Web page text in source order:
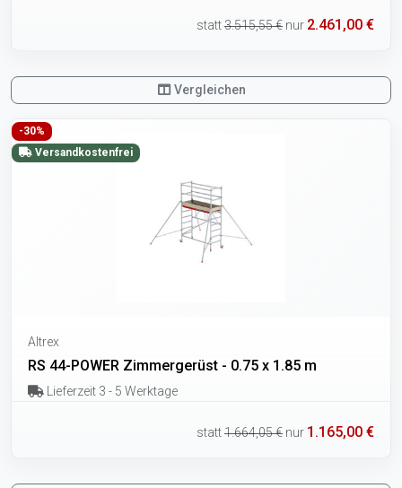
statt3.515,55 € nur 2.461,00 €
Vergleichen
-30%
Versandkostenfrei
Altrex
RS 44-POWER Zimmergerüst - 0.75 x 1.85 m
Lieferzeit 3 - 5 Werktage
statt1.664,05 € nur 1.165,00 €